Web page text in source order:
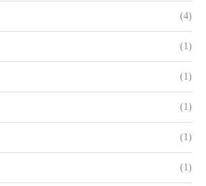
(4)
(1)
(1)
(1)
(1)
(1)